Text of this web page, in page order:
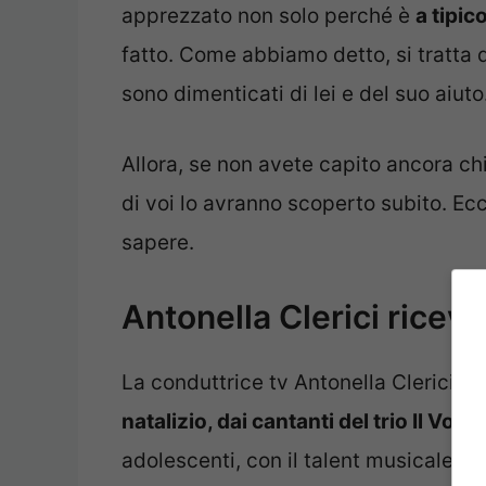
apprezzato non solo perché è a
fatto. Come abbiamo detto, si tratta
sono dimenticati di lei e del suo
Allora, se non avete capito ancora
di voi lo avranno scoperto subito.
sapere.
Antonella Clerici
La conduttrice tv Antonella Clerici
natalizio, dai cantanti del trio Il Volo
adolescenti, con il talent musicale